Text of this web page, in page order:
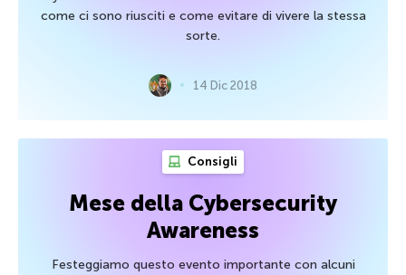
come ci sono riusciti e come evitare di vivere la stessa
sorte.
14 Dic 2018
Consigli
Mese della Cybersecurity
Awareness
Festeggiamo questo evento importante con alcuni